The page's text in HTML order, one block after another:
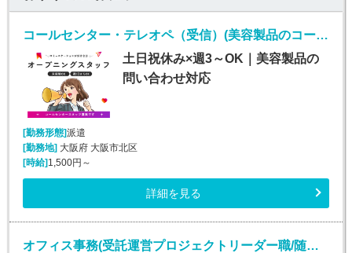
コールセンター・テレオペ（受信）(美容製品のコールセンタースタッフ)
土日祝休み×週3～OK｜美容製品の
問い合わせ対応
[勤務形態]派遣
[勤務地]大阪府 大阪市北区
[時給]1,500円～
詳細を見る
オフィス事務(受託運営プロジェクトリーダー職/随時入社)